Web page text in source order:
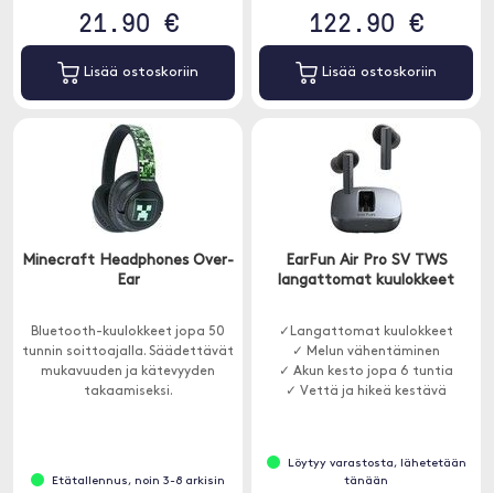
21.90 €
Lisää ostoskoriin
122.90 €
Lisää ostoskoriin
Minecraft Headphones Over-
Ear
Bluetooth-kuulokkeet jopa 50
tunnin soittoajalla. Säädettävät
mukavuuden ja kätevyyden
takaamiseksi.
Etätallennus, noin 3-8 arkisin
EarFun Air Pro SV TWS
langattomat kuulokkeet
✓Langattomat kuulokkeet
✓ Melun vähentäminen
✓ Akun kesto jopa 6 tuntia
✓ Vettä ja hikeä kestävä
Löytyy varastosta, lähetetään
tänään